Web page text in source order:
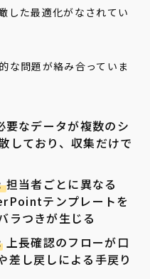
した最適化がなされてい
な問題が絡み合っていま
要なデータが複数のシ
しており、収集だけで
担当者ごとに異なる
テンプレートを
ラつきが生じる
上長確認のフローが口
差し戻しによる手戻り